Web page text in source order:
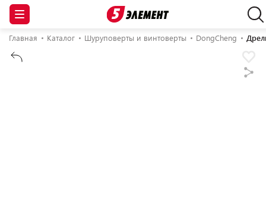
Главная Каталог Шуруповерты и винтоверты DongCheng